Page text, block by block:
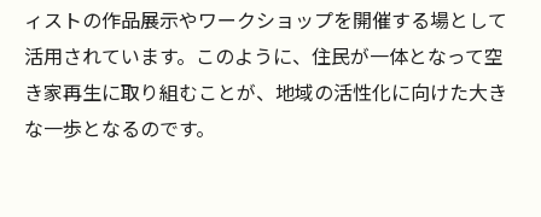
ィストの作品展示やワークショップを開催する場として
活用されています。このように、住民が一体となって空
き家再生に取り組むことが、地域の活性化に向けた大き
な一歩となるのです。